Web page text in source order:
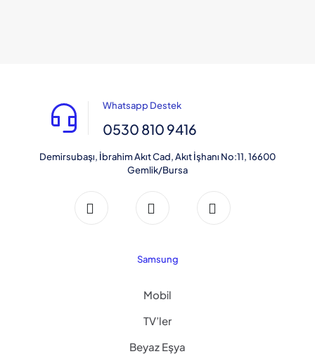
Whatsapp Destek
0530 810 9416
Demirsubaşı, İbrahim Akıt Cad, Akıt İşhanı No:11, 16600
Gemlik/Bursa
Samsung
Mobil
TV’ler
Beyaz Eşya